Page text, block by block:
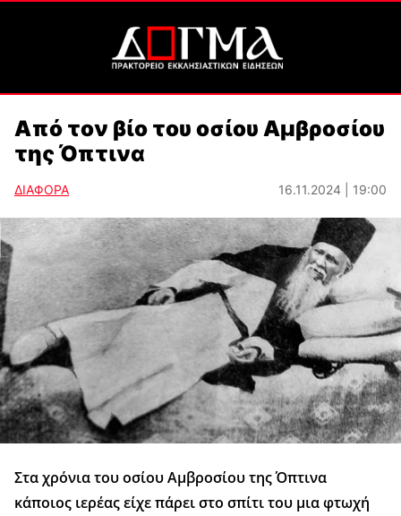
Από τον βίο του οσίου Αμβροσίου
της Όπτινα
ΔΙΑΦΟΡΑ 16.11.2024 | 19:00
Στα χρόνια του οσίου Αμβροσίου της Όπτινα
κάποιος ιερέας είχε πάρει στο σπίτι του μια φτωχή